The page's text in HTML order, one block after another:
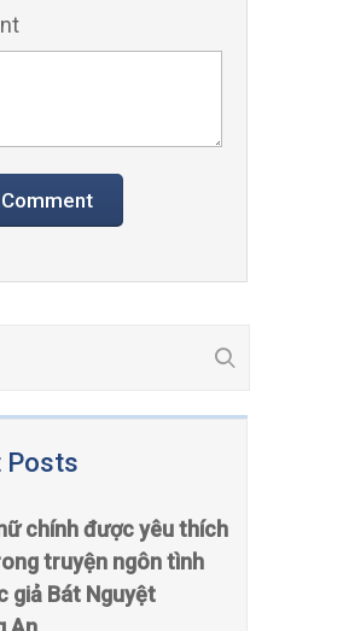
Posts
chính được yêu thích
truyện ngôn tình
giả Bát Nguyệt